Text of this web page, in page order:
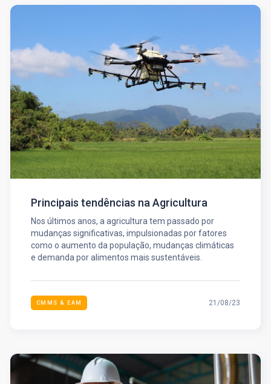
Principais tendências na Agricultura
Nos últimos anos, a agricultura tem passado por
mudanças significativas, impulsionadas por fatores
como o aumento da população, mudanças climáticas
e demanda por alimentos mais sustentáveis.
CMMS & EAM 21/08/23